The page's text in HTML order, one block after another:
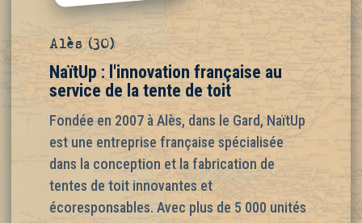
Alès (30)
NaïtUp : l'innovation française au
service de la tente de toit
Fondée en 2007 à Alès, dans le Gard, NaïtUp
est une entreprise française spécialisée
dans la conception et la fabrication de
tentes de toit innovantes et
écoresponsables. Avec plus de 5 000 unités